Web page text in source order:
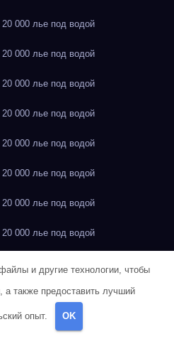
000 лье под водой
000 лье под водой
000 лье под водой
000 лье под водой
000 лье под водой
000 лье под водой
000 лье под водой
000 лье под водой
000 лье под водой
000 лье под водой
и другие технологии, чтобы
а также предоставить лучший
опыт. OK